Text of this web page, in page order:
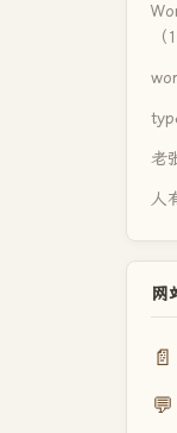
（
老
人
网
📄
💬